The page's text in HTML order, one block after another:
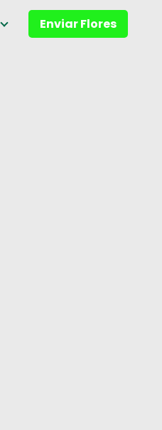
Enviar Flores